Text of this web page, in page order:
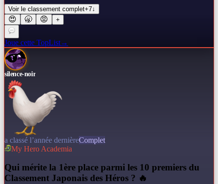
Voir le classement complet+7↓
😍 🥱 😡 +
Joue cette TopList→
silence-noir
a classé l’année dernièreComplet
My Hero Academia
Qui mérite la 1ère place parmi les 10 premiers du
Classement Japonais des Héros ? 🔥